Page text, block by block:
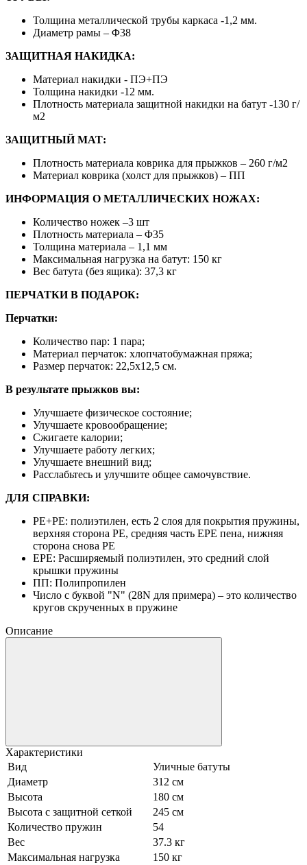
Толщина металлической трубы каркаса -1,2 мм.
Диаметр рамы – Φ38
ЗАЩИТНАЯ НАКИДКА:
Материал накидки - ПЭ+ПЭ
Толщина накидки -12 мм.
Плотность материала защитной накидки на батут -130 г/
м2
ЗАЩИТНЫЙ МАТ:
Плотность материала коврика для прыжков – 260 г/м2
Материал коврика (холст для прыжков) – ПП
ИНФОРМАЦИЯ О МЕТАЛЛИЧЕСКИХ НОЖАХ:
Количество ножек –3 шт
Плотность материала – Φ35
Толщина материала – 1,1 мм
Максимальная нагрузка на батут: 150 кг
Вес батута (без ящика): 37,3 кг
ПЕРЧАТКИ В ПОДАРОК:
Перчатки:
Количество пар: 1 пара;
Материал перчаток: хлопчатобумажная пряжа;
Размер перчаток: 22,5х12,5 см.
В результате прыжков вы:
Улучшаете физическое состояние;
Улучшаете кровообращение;
Сжигаете калории;
Улучшаете работу легких;
Улучшаете внешний вид;
Расслабьтесь и улучшите общее самочувствие.
ДЛЯ СПРАВКИ:
PE+PE: полиэтилен, есть 2 слоя для покрытия пружины,
верхняя сторона PE, средняя часть EPE пена, нижняя
сторона снова PE
EPE: Расширяемый полиэтилен, это средний слой
крышки пружины
ПП: Полипропилен
Число с буквой "N" (28N для примера) – это количество
кругов скрученных в пружине
Описание
Характеристики
Вид
Уличные батуты
Диаметр
312 см
Высота
180 см
Высота с защитной сеткой
245 см
Количество пружин
54
Вес
37.3 кг
Максимальная нагрузка
150 кг